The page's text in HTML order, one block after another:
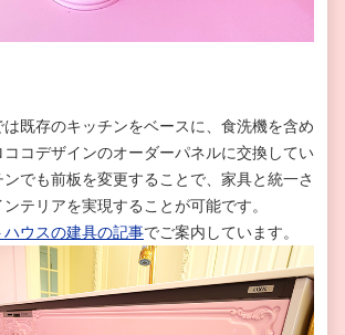
既存のキッチンをベースに、食洗機を含め
コデザインのオーダーパネルに交換してい
ンでも前板を変更することで、家具と統一さ
テリアを実現することが可能です。
ハウスの建具の記事でご案内しています。